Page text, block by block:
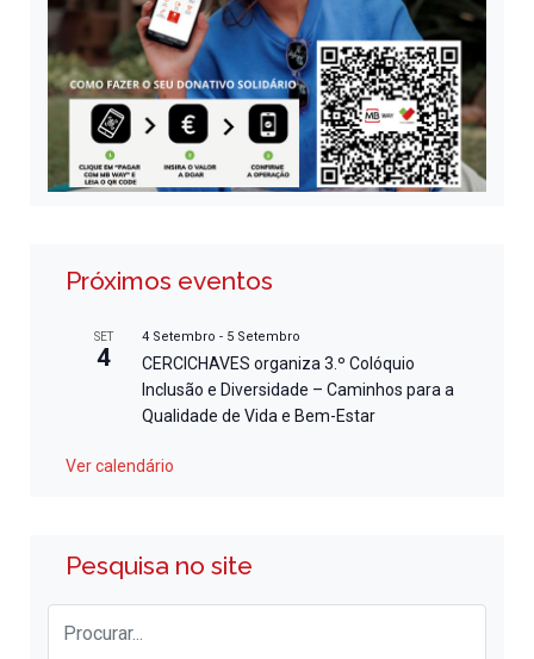
Próximos eventos
SET
4
4 Setembro - 5 Setembro
CERCICHAVES organiza 3.º Colóquio
Inclusão e Diversidade – Caminhos para a
Qualidade de Vida e Bem-Estar
Ver calendário
Pesquisa no site